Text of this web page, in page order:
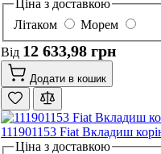
Ціна з доставкою
Літаком
Морем
Від 12 633,98 грн
Додати в кошик
111901153 Fiat Вкладиш
Ціна з доставкою